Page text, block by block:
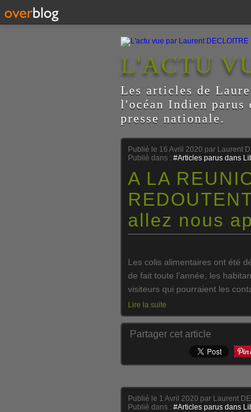
L'ACTU
Les articles de
l'océan Indien parus
presse nationale.
Publié le 16 Avril 2020 par Laurent
Publié dans : #Articles parus dans
A LA
allez nous
Les colis alimentaires ont été
de fait toute l’année, les
visiteurs qui pourraient les
Lire la suite
Partager cet article
Publié le 1 Avril 2020 par Laurent
Publié dans : #Articles parus dans